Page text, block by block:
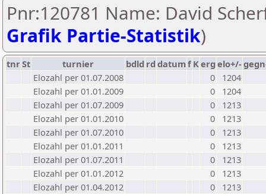
Pnr:120781 Name: David
Grafik Partie-Statistik)
tnrSt turnier bdld rd datumf Kerg elo+/-
Elozahl per 01.07.2008
0
1204
Elozahl per 01.01.2009
0
1204
Elozahl per 01.07.2009
0
1213
Elozahl per 01.01.2010
0
1213
Elozahl per 01.07.2010
0
1213
Elozahl per 01.01.2011
0
1213
Elozahl per 01.07.2011
0
1213
Elozahl per 01.01.2012
0
1213
Elozahl per 01.04.2012
0
1213